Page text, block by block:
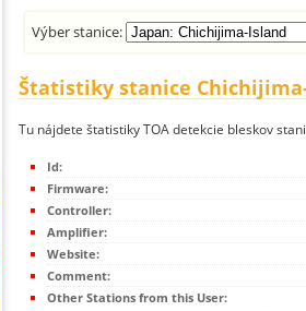
Výber stanice:
Štatistiky stanice
Tu nájdete štatistiky TOA detekcie bleskov
Id:
Firmware:
Controller:
Amplifier:
Website:
Comment:
Other Stations from this User: